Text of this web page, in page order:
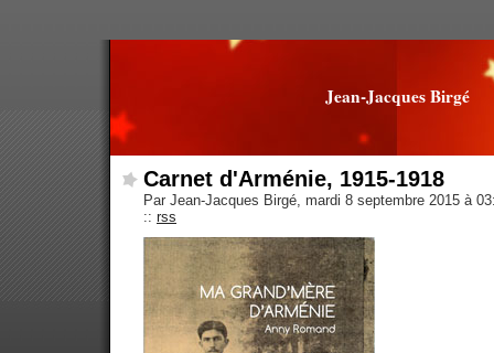
Jean-Jacques Birgé
Carnet d'Arménie, 1915-1918
Par Jean-Jacques Birgé, mardi 8 septembre 2015 à
:: rss